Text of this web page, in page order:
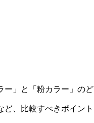
ー」と「粉カラー」のど
、比較すべきポイント